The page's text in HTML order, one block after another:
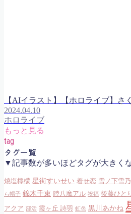
【AIイラスト】【ホロライブ】さ
2024.04.10
ホロライブ
もっと見る
tag
タグ一覧
▼記事数が多いほどタグが大きく
焼塩檸檬 星街すいせい 着せ恋 雪ノ下雪乃
ら帽子 錦木千束 陸八魔アル 祝福 後藤ひと
アクア 部活 霞ヶ丘 詩羽 虹色 黒川あかね